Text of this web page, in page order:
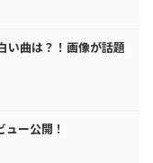
い曲は？！画像が話題
ー公開！